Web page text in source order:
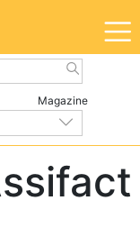
Magazine
2022